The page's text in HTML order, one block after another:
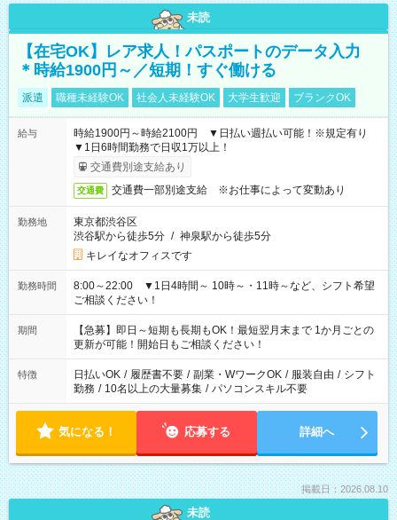
未読
【在宅OK】レア求人！パスポートのデータ入力
＊時給1900円～／短期！すぐ働ける
派遣 職種未経験OK 社会人未経験OK 大学生歓迎 ブランクOK
給与
時給1900円～時給2100円 ▼日払い週払い可能！※規定有り
▼1日6時間勤務で日収1万以上！
交通費別途支給あり
交通費 交通費一部別途支給 ※お仕事によって変動あり
勤務地
東京都渋谷区
渋谷駅から徒歩5分 / 神泉駅から徒歩5分
キレイなオフィスです
勤務時間
8:00～22:00 ▼1日4時間～ 10時～・11時～など、シフト希望
ご相談ください！
期間
【急募】即日～短期も長期もOK！最短翌月末まで 1か月ごとの
更新が可能！開始日もご相談ください！
特徴 日払いOK / 履歴書不要 / 副業・WワークOK / 服装自由 / シフト
勤務 / 10名以上の大量募集 / パソコンスキル不要
気になる！ 応募する 詳細へ
掲載日：2026.08.10
未読